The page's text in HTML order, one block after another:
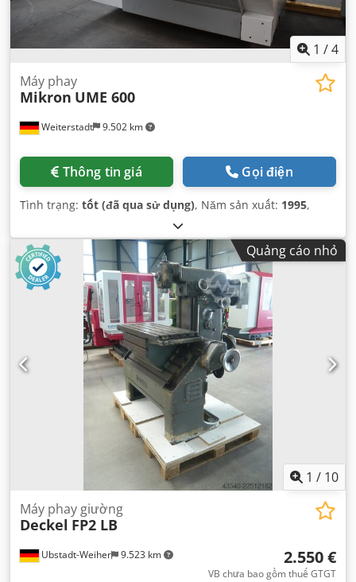
1 /4
Weiterstadt 9.502 km
Máy phay
Mikron UME 600
Thông tin giá Gọi điện
Tình trạng: tốt (đã qua sử dụng), Năm sản xuất: 1995,
Quảng cáo nhỏ
1 / 10
Ubstadt-Weiher 9.523 km
Máy phay giường
Deckel FP2 LB
2.550 €
VB chưa bao gồm thuế GTGT